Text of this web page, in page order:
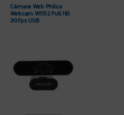
Cámara Web Philco
Webcam W1152 Full HD
30fps USB